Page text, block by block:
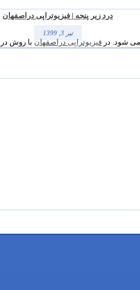
درد زیر پنجه | فیزیوتراپی دراصفهان
تیر 3, 1399
می شود. در فیزیوتراپی دراصفهان با روش